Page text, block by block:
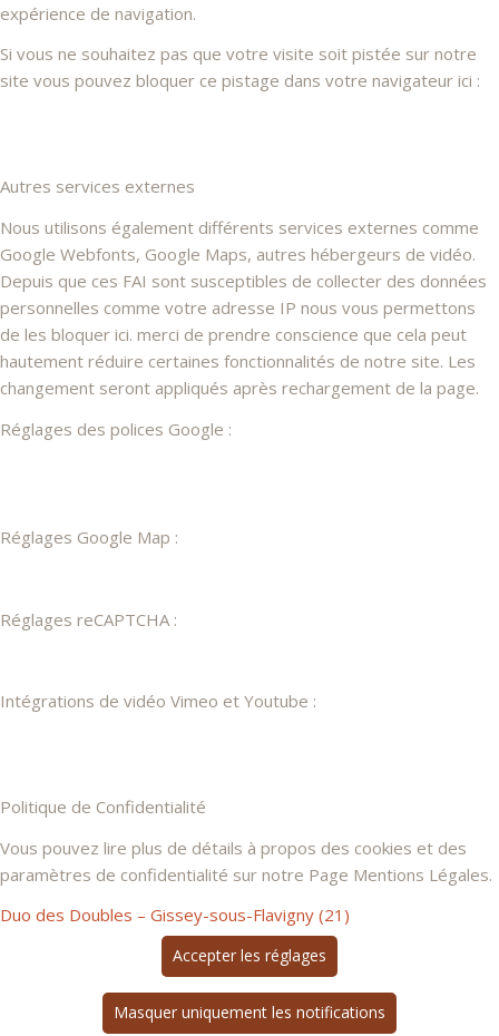
expérience de navigation.
Si vous ne souhaitez pas que votre visite soit pistée sur notre
site vous pouvez bloquer ce pistage dans votre navigateur ici :
Autres services externes
Nous utilisons également différents services externes comme
Google Webfonts, Google Maps, autres hébergeurs de vidéo.
Depuis que ces FAI sont susceptibles de collecter des données
personnelles comme votre adresse IP nous vous permettons
de les bloquer ici. merci de prendre conscience que cela peut
hautement réduire certaines fonctionnalités de notre site. Les
changement seront appliqués après rechargement de la page.
Réglages des polices Google :
Réglages Google Map :
Réglages reCAPTCHA :
Intégrations de vidéo Vimeo et Youtube :
Politique de Confidentialité
Vous pouvez lire plus de détails à propos des cookies et des
paramètres de confidentialité sur notre Page Mentions Légales.
Duo des Doubles – Gissey-sous-Flavigny (21)
Accepter les réglages
Masquer uniquement les notifications